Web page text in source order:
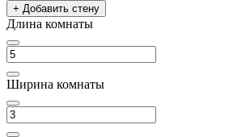
+ Добавить стену
Длина комнаты
Ширина комнаты